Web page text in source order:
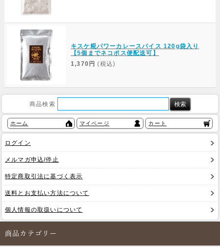
キスケ糀パワーカレースパイス 120g袋入り
【5個までネコポス便配送可】
1,370円 (税込)
商品検索
ホーム マイページ カート
ログイン
メルマガ申込/停止
特定商取引法に基づく表示
送料とお支払い方法について
個人情報の取扱いについて
商品カテゴリー